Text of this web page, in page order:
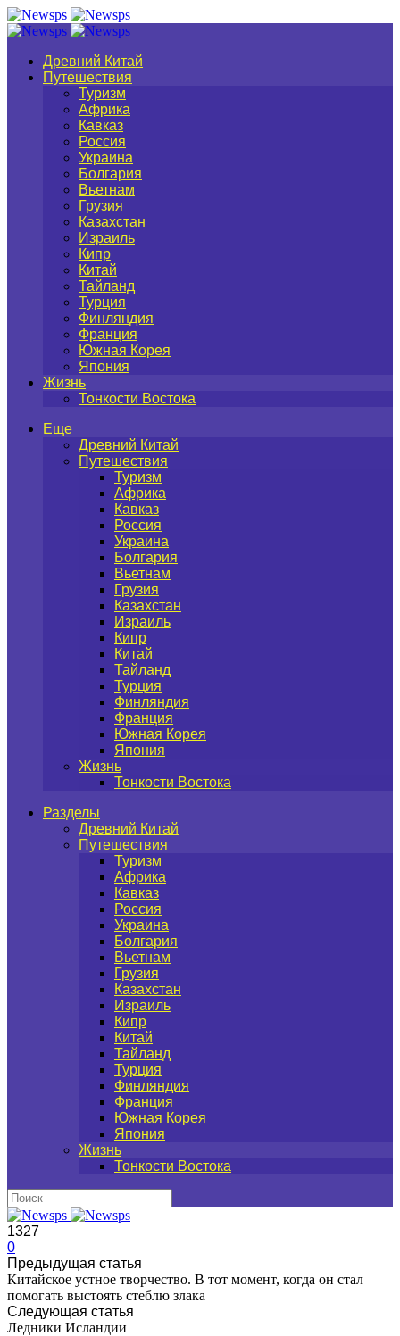
Древний Китай
Путешествия
Туризм
Африка
Кавказ
Россия
Украина
Болгария
Вьетнам
Грузия
Казахстан
Израиль
Кипр
Китай
Тайланд
Турция
Финляндия
Франция
Южная Корея
Япония
Жизнь
Тонкости Востока
Еще
Древний Китай
Путешествия
Туризм
Африка
Кавказ
Россия
Украина
Болгария
Вьетнам
Грузия
Казахстан
Израиль
Кипр
Китай
Тайланд
Турция
Финляндия
Франция
Южная Корея
Япония
Жизнь
Тонкости Востока
Разделы
Древний Китай
Путешествия
Туризм
Африка
Кавказ
Россия
Украина
Болгария
Вьетнам
Грузия
Казахстан
Израиль
Кипр
Китай
Тайланд
Турция
Финляндия
Франция
Южная Корея
Япония
Жизнь
Тонкости Востока
1327
0
Предыдущая статья
Китайское устное творчество. В тот момент, когда он стал
помогать выстоять стеблю злака
Следующая статья
Ледники Исландии